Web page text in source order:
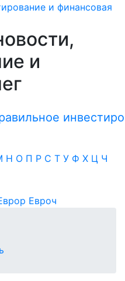
и
Н О П Р С Т У Ф Х Ц Ч
Евроч